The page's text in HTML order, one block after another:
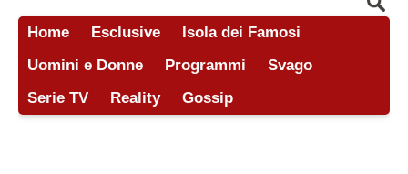
Home Esclusive
Isola dei Famosi
Uomini e Donne
Programmi
Svago
Serie TV
Reality Gossip